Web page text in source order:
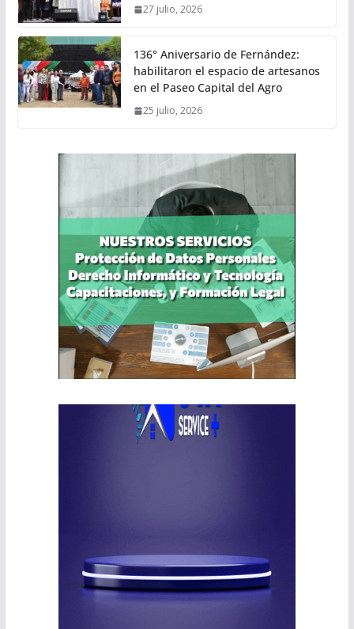
27 julio, 2026
136° Aniversario de Fernández:
habilitaron el espacio de artesanos
en el Paseo Capital del Agro
25 julio, 2026